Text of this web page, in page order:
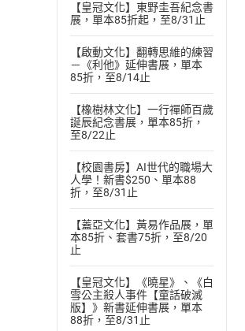
【皇冠文化】東野圭吾紀念書
展，單本85折起，至8/31止
【啟動文化】翻轉思維的練習
－《利他》延伸書展，單本
85折，至8/14止
【橡樹林文化】一行禪師百歲
誕辰紀念書展，單本85折，
至8/22止
【校園書房】AI世代的職場大
人學！新書$250、單本88
折，至8/31止
【蓋亞文化】黃易作品展，單
本85折、套書75折，至8/20
止
【皇冠文化】《曉星》、《白
雪公主殺人事件【童話破滅
版】》新書延伸書展，單本
88折，至8/31止